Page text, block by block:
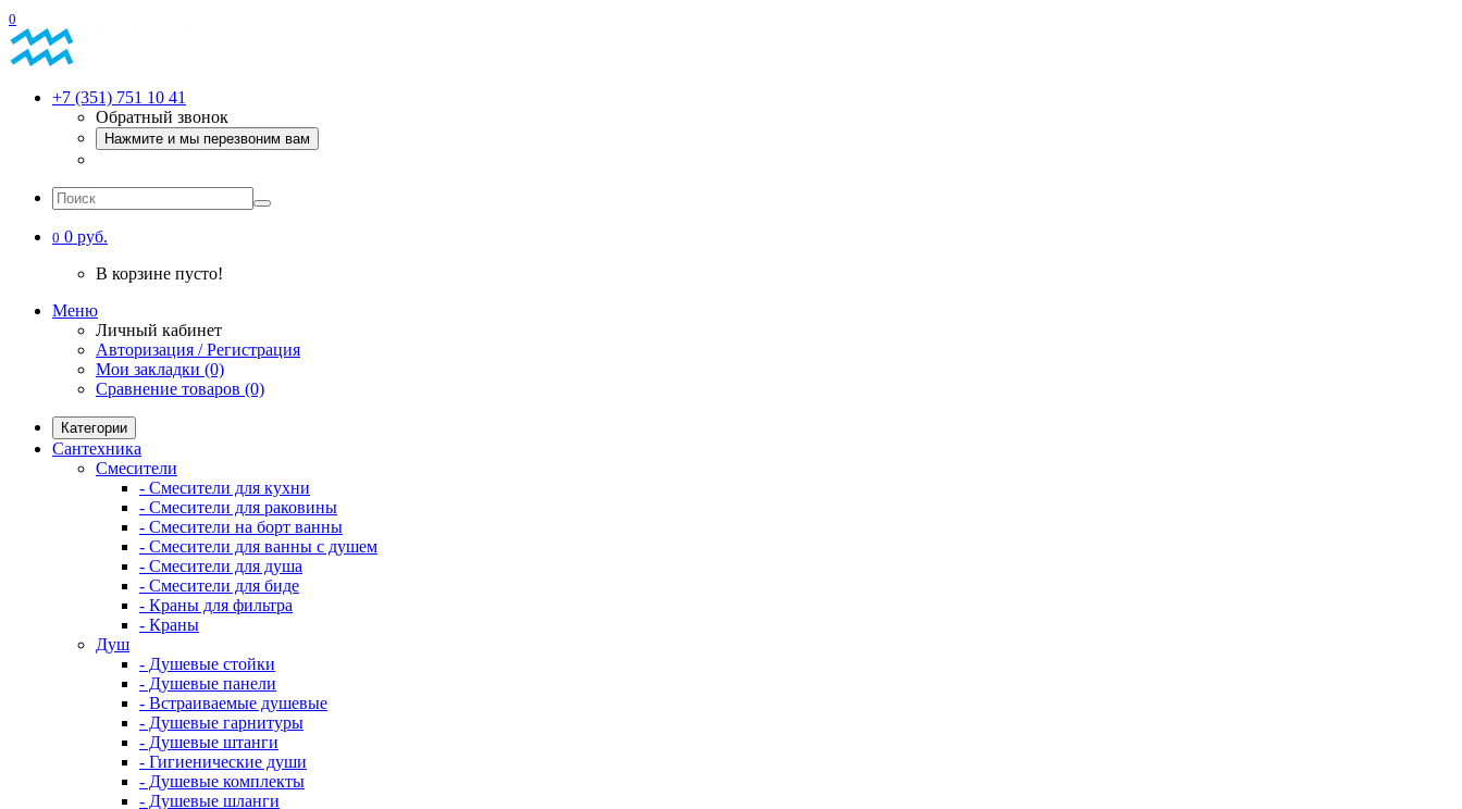
0
+7 (351) 751 10 41
Обратный звонок
Нажмите и мы перезвоним вам
0 0 руб.
В корзине пусто!
Меню
Личный кабинет
Авторизация / Регистрация
Мои закладки (0)
Сравнение товаров (0)
Категории
Сантехника
Смесители
- Смесители для кухни
- Смесители для раковины
- Смесители на борт ванны
- Смесители для ванны с душем
- Смесители для душа
- Смесители для биде
- Краны для фильтра
- Краны
Душ
- Душевые стойки
- Душевые панели
- Встраиваемые душевые
- Душевые гарнитуры
- Душевые штанги
- Гигиенические души
- Душевые комплекты
- Душевые шланги